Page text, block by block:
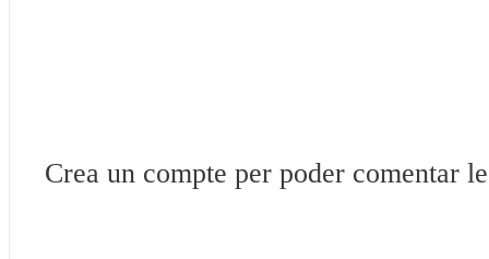
Crea un compte per poder comentar